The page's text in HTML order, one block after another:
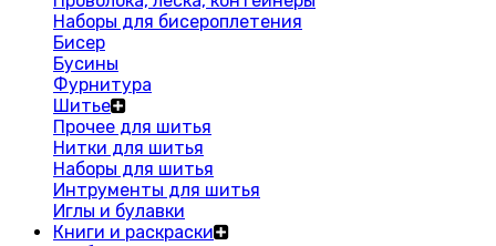
Наборы для бисероплетения
Бисер
Бусины
Фурнитура
Шитье
Прочее для шитья
Нитки для шитья
Наборы для шитья
Интрументы для шитья
Иглы и булавки
Книги и раскраски